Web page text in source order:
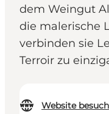
dem Weingut
die malerische
verbinden sie
Terroir zu
Website